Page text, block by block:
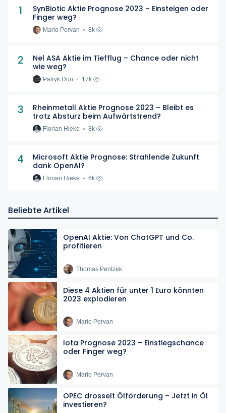
1
SynBiotic Aktie Prognose 2023 – Einsteigen oder
Finger weg?
Mario Pervan 8k
2
Nel ASA Aktie im Tiefflug – Chance oder nicht
wie weg?
Patryk Don 17k
3
Rheinmetall Aktie Prognose 2023 – Bleibt es
trotz Absturz beim Aufwärtstrend?
Florian Hieke 8k
4
Microsoft Aktie Prognose: Strahlende Zukunft
dank OpenAI?
Florian Hieke 6k
Beliebte Artikel
OpenAI Aktie: Von ChatGPT und Co.
profitieren
Thomas Pentzek
Diese 4 Aktien für unter 1 Euro könnten
2023 explodieren
Mario Pervan
Iota Prognose 2023 – Einstiegschance
oder Finger weg?
Mario Pervan
OPEC drosselt Ölförderung – Jetzt in Öl
investieren?